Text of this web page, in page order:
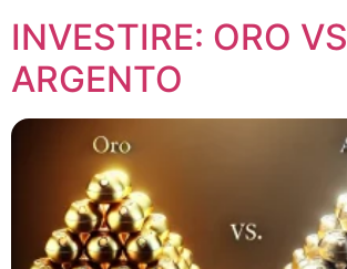
INVESTIRE: ORO VS
ARGENTO